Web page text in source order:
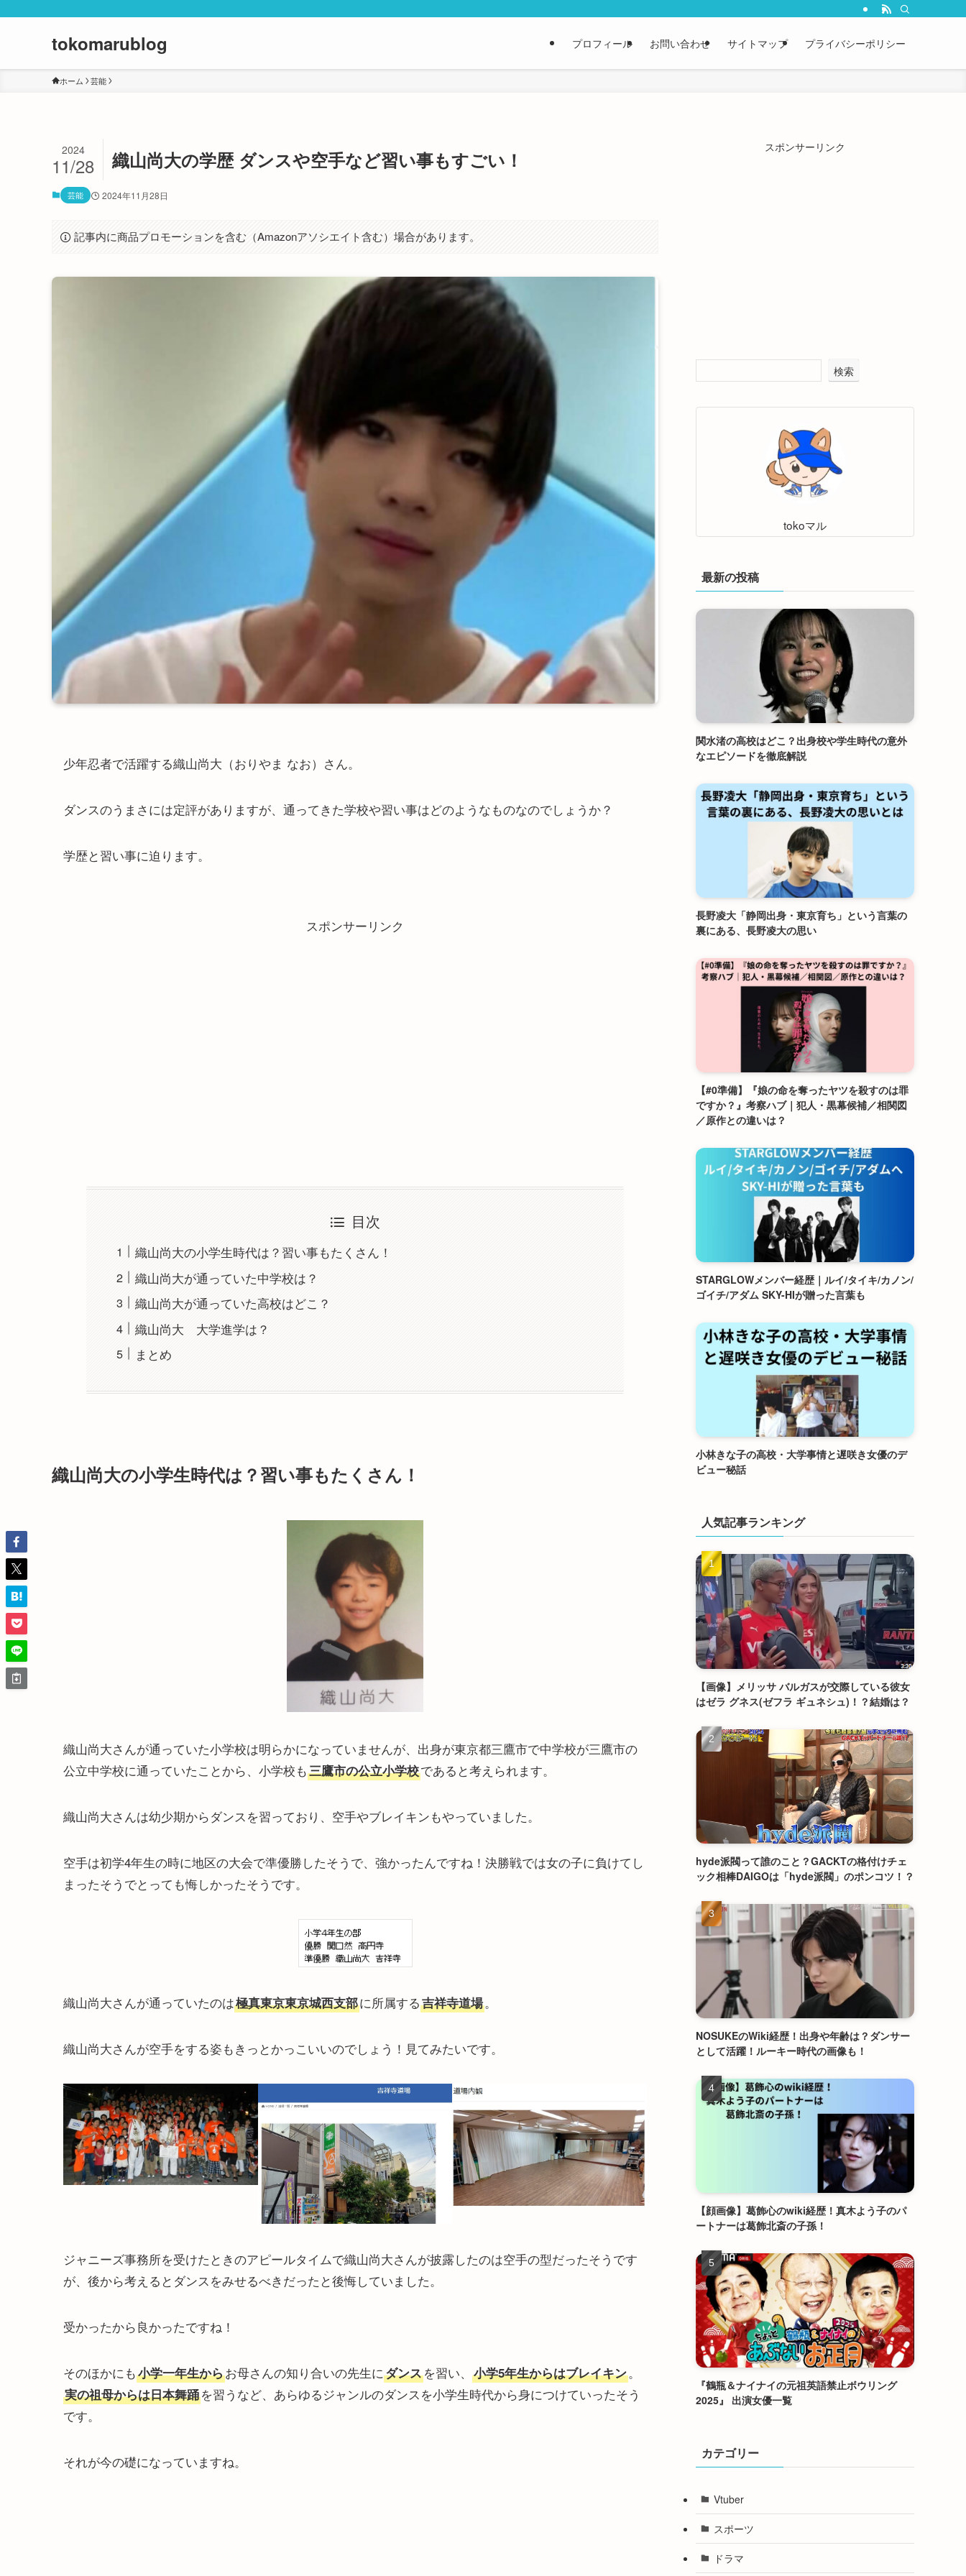
tokomarublog プロフィール お問い合わせ サイトマップ プライバシーポリシー
ホーム 芸能
織山尚大の学歴 ダンスや空手など習い事もすごい！
2024
11/28
芸能 2024年11月28日
記事内に商品プロモーションを含む（Amazonアソシエイト含む）場合があります。
少年忍者で活躍する織山尚大（おりやま なお）さん。
ダンスのうまさには定評がありますが、通ってきた学校や習い事はどのようなものなのでしょうか？
学歴と習い事に迫ります。
スポンサーリンク
目次
織山尚大の小学生時代は？習い事もたくさん！
織山尚大が通っていた中学校は？
織山尚大が通っていた高校はどこ？
織山尚大 大学進学は？
まとめ
織山尚大の小学生時代は？習い事もたくさん！
織山尚大さんが通っていた小学校は明らかになっていませんが、出身が東京都三鷹市で中学校が三鷹市の
公立中学校に通っていたことから、小学校も三鷹市の公立小学校であると考えられます。
織山尚大さんは幼少期からダンスを習っており、空手やブレイキンもやっていました。
空手は初学4年生の時に地区の大会で準優勝したそうで、強かったんですね！決勝戦では女の子に負けてし
まったそうでとっても悔しかったそうです。
織山尚大さんが通っていたのは極真東京東京城西支部に所属する吉祥寺道場。
織山尚大さんが空手をする姿もきっとかっこいいのでしょう！見てみたいです。
ジャニーズ事務所を受けたときのアピールタイムで織山尚大さんが披露したのは空手の型だったそうです
が、後から考えるとダンスをみせるべきだったと後悔していました。
受かったから良かったですね！
そのほかにも小学一年生からお母さんの知り合いの先生にダンスを習い、 小学5年生からはブレイキン。
実の祖母からは日本舞踊を習うなど、あらゆるジャンルのダンスを小学生時代から身につけていったそう
です。
それが今の礎になっていますね。
スポンサーリンク
検索
tokoマル
最新の投稿
関水渚の高校はどこ？出身校や学生時代の意外
なエピソードを徹底解説
長野凌大「静岡出身・東京育ち」という言葉の
裏にある、長野凌大の思い
【#0準備】『娘の命を奪ったヤツを殺すのは罪
ですか？』考察ハブ｜犯人・黒幕候補／相関図
／原作との違いは？
STARGLOWメンバー経歴｜ルイ/タイキ/カノン/
ゴイチ/アダム SKY-HIが贈った言葉も
小林きな子の高校・大学事情と遅咲き女優のデ
ビュー秘話
人気記事ランキング
【画像】メリッサ バルガスが交際している彼女
はゼラ グネス(ゼフラ ギュネシュ)！？結婚は？
hyde派閥って誰のこと？GACKTの格付けチェ
ック相棒DAIGOは「hyde派閥」のポンコツ！？
NOSUKEのWiki経歴！出身や年齢は？ダンサー
として活躍！ルーキー時代の画像も！
【顔画像】葛飾心のwiki経歴！真木よう子のパ
ートナーは葛飾北斎の子孫！
『鶴瓶＆ナイナイの元祖英語禁止ボウリング
2025』 出演女優一覧
カテゴリー
Vtuber
スポーツ
ドラマ